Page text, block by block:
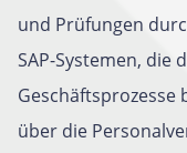
und Prüfungen
SAP-Systemen, die
Geschäftsprozesse
über die